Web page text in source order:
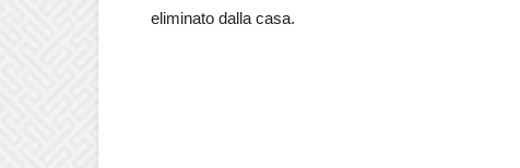
eliminato dalla casa.